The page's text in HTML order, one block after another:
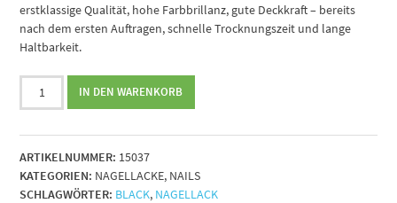
erstklassige Qualität, hohe Farbbrillanz, gute Deckkraft – bereits
nach dem ersten Auftragen, schnelle Trocknungszeit und lange
Haltbarkeit.
Nagellack
black,
14ml
Menge
IN DEN WARENKORB
ARTIKELNUMMER: 15037
KATEGORIEN: NAGELLACKE, NAILS
SCHLAGWÖRTER: BLACK, NAGELLACK